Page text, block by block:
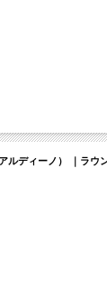
ルディーノ） ｜ラウ